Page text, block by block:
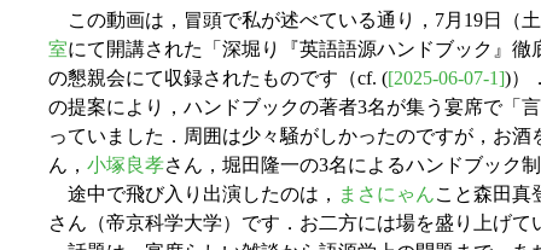
この動画は，冒頭で私が述べている通り，7月19日（
室にて開講された「深堀り『英語語源ハンドブック』
の懇親会にて収録されたものです（cf. ([2025-06-07-1])）
の提案により，ハンドブックの著者3名が集う宴席で「
っていました．周囲は少々騒がしかったのですが，お
ん， 小塚良孝さん，堀田隆一の3名によるハンドブック
途中で飛び入り出演したのは， まさにゃんこと森田真
さん（帝京科学大学）です．お二方には場を盛り上げて